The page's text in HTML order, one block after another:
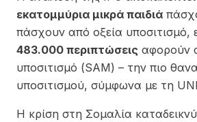
εκατομμύρια μικρά παιδιά
πάσχουν από οξεία υποσιτισμό,
483.000 περιπτώσεις αφορούν
υποσιτισμό (SAM) – την πιο
υποσιτισμού, σύμφωνα με τη
Η κρίση στη Σομαλία